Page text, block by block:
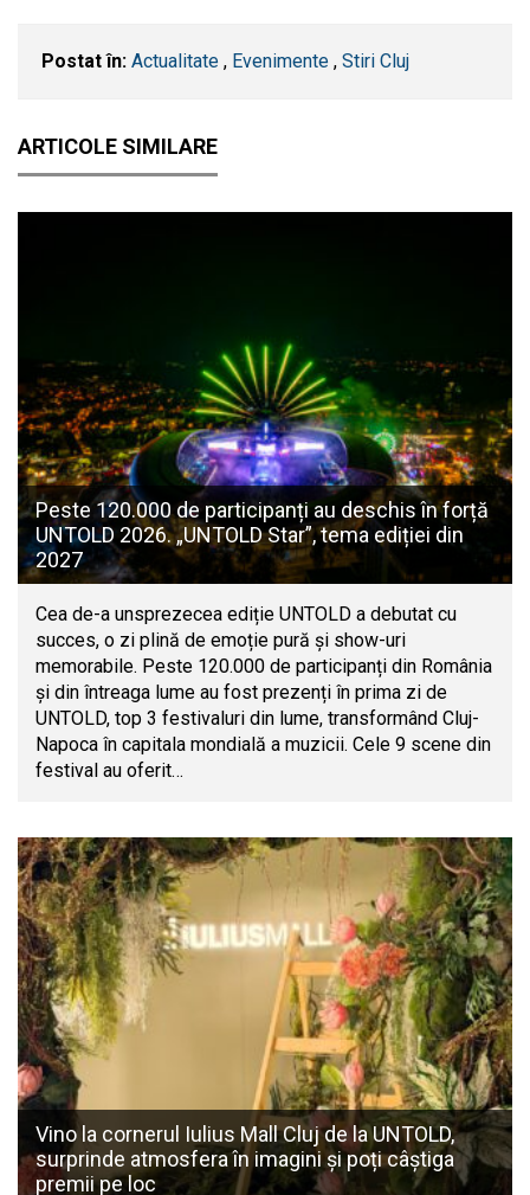
Postat în: Actualitate , Evenimente , Stiri Cluj
ARTICOLE SIMILARE
Peste 120.000 de participanți au deschis în forță
UNTOLD 2026. „UNTOLD Star”, tema ediției din
2027
Cea de-a unsprezecea ediție UNTOLD a debutat cu
succes, o zi plină de emoție pură și show-uri
memorabile. Peste 120.000 de participanți din România
și din întreaga lume au fost prezenți în prima zi de
UNTOLD, top 3 festivaluri din lume, transformând Cluj-
Napoca în capitala mondială a muzicii. Cele 9 scene din
festival au oferit…
Vino la cornerul Iulius Mall Cluj de la UNTOLD,
surprinde atmosfera în imagini și poți câștiga
premii pe loc